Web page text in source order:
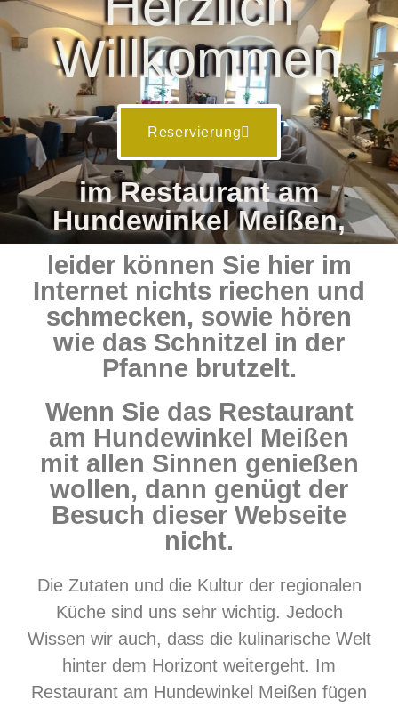
Willkommen
Reservierung
im Restaurant am
Hundewinkel Meißen,
leider können Sie hier im
Internet nichts riechen und
schmecken, sowie hören
wie das Schnitzel in der
Pfanne brutzelt.
Wenn Sie das Restaurant
am Hundewinkel Meißen
mit allen Sinnen genießen
wollen, dann genügt der
Besuch dieser Webseite
nicht.
Die Zutaten und die Kultur der regionalen
Küche sind uns sehr wichtig. Jedoch
Wissen wir auch, dass die kulinarische Welt
hinter dem Horizont weitergeht. Im
Restaurant am Hundewinkel Meißen fügen